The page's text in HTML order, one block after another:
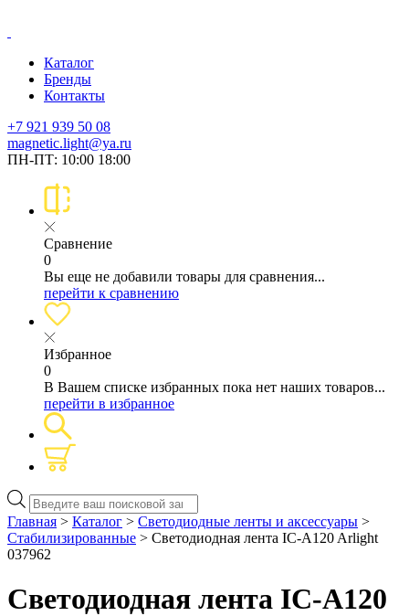
Каталог
Бренды
Контакты
+7 921 939 50 08
magnetic.light@ya.ru
ПН-ПТ: 10:00 18:00
Сравнение
0
Вы еще не добавили товары для сравнения...
перейти к сравнению
Избранное
0
В Вашем списке избранных пока нет наших товаров...
перейти в избранное
Поиск
товаров
Главная > Каталог > Светодиодные ленты и аксессуары >
Стабилизированные > Светодиодная лента IC-A120 Arlight
037962
Светодиодная лента IC-A120